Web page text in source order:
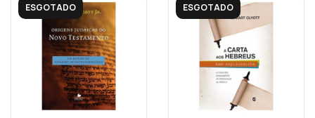
ESGOTADO ESGOTADO